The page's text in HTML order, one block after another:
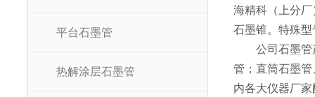
平台石墨管
热解涂层石墨管
海精科（上分
石墨锥。特殊
公司石墨
管；直筒石墨
内各大仪器厂